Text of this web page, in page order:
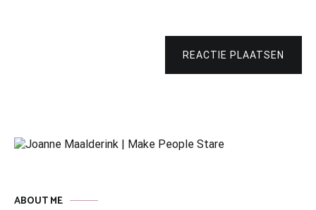
REACTIE PLAATSEN
ABOUT ME